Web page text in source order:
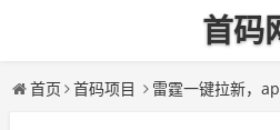
首码
首页 首码项目 雷霆一键拉新，app拉